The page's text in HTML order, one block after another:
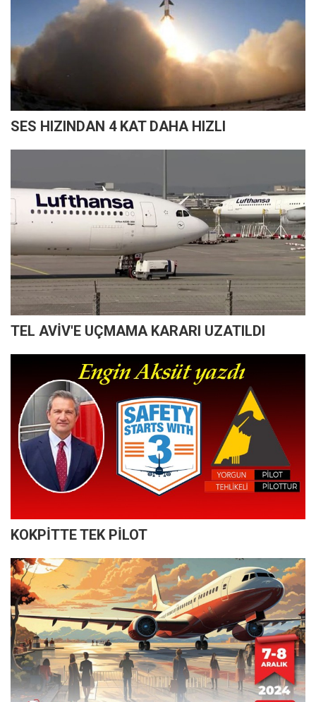
SES HIZINDAN 4 KAT DAHA HIZLI
TEL AVİV'E UÇMAMA KARARI UZATILDI
KOKPİTTE TEK PİLOT